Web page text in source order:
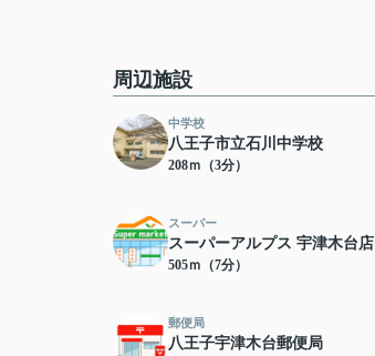
周辺施設
中学校
八王子市立石川中学校
208ｍ（3分）
スーパー
スーパーアルプス 宇津木台店
505ｍ（7分）
郵便局
八王子宇津木台郵便局